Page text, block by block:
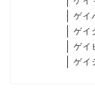
ゲイ
ゲイ
ゲイ
ゲイ